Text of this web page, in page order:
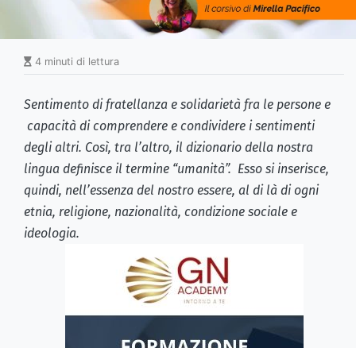
4 minuti di lettura
Sentimento di fratellanza e solidarietà fra le persone e
capacità di comprendere e condividere i sentimenti
degli altri. Così, tra l’altro, il dizionario della nostra
lingua definisce il termine “umanità”. Esso si inserisce,
quindi, nell’essenza del nostro essere, al di là di ogni
etnia, religione, nazionalità, condizione sociale e
ideologia.